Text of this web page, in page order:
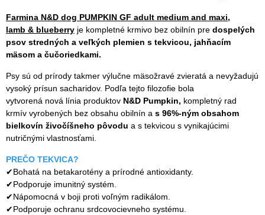
Farmina N&D dog PUMPKIN GF adult medium and maxi,
lamb & blueberry je kompletné krmivo bez obilnín pre dospelých
psov stredných a veľkých plemien s tekvicou, jahňacím
mäsom a čučoriedkami.
Psy sú od prírody takmer výlučne mäsožravé zvieratá a nevyžadujú
vysoký prísun sacharidov. Podľa tejto filozofie bola
vytvorená nová línia produktov N&D Pumpkin, kompletný rad
krmív vyrobených bez obsahu obilnín a s 96%-ným obsahom
bielkovín živočíšneho pôvodu a s tekvicou s vynikajúcimi
nutričnými vlastnosťami.
PREČO TEKVICA?
✔Bohatá na betakarotény a prírodné antioxidanty.
✔Podporuje imunitný systém.
✔Nápomocná v boji proti voľným radikálom.
✔Podporuje ochranu srdcovocievneho systému.